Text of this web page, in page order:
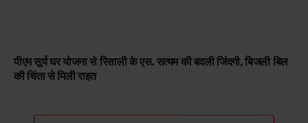
पीएम सूर्य घर योजना से रिसाली के एस. सत्यम की बदली जिंदगी, बिजली बिल
की चिंता से मिली राहत